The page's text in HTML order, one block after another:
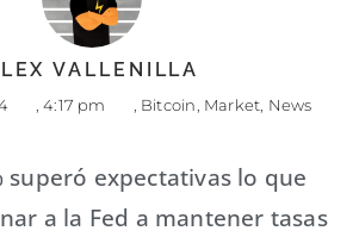
VALLENILLA
4:17 pm Bitcoin Market News
superó expectativas lo que
a la Fed a mantener tasas